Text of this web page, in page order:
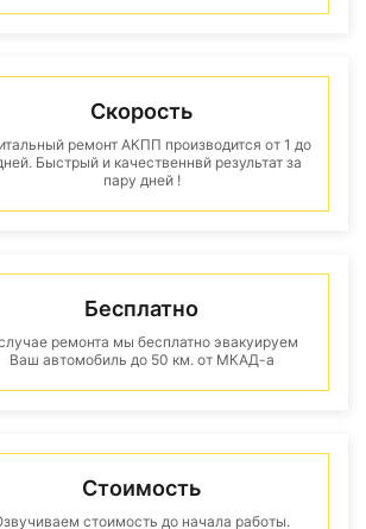
Скорость
ремонт АКПП производится от 1 до
Быстрый и качественнвй результат за
пару дней !
Бесплатно
ремонта мы бесплатно эвакуируем
Ваш автомобиль до 50 км. от МКАД-а
Стоимость
стоимость до начала работы.